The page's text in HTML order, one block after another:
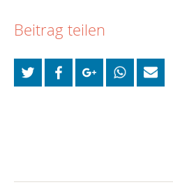
Beitrag teilen